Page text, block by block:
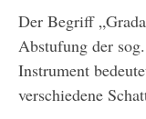
Der Begriff
Abstufung der
Instrument
verschiedene